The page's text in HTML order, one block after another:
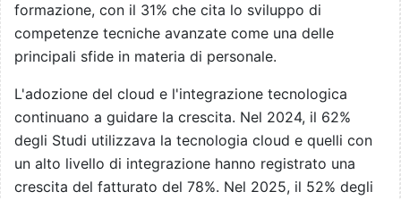
formazione, con il 31% che cita lo sviluppo di
competenze tecniche avanzate come una delle
principali sfide in materia di personale.
L'adozione del cloud e l'integrazione tecnologica
continuano a guidare la crescita. Nel 2024, il 62%
degli Studi utilizzava la tecnologia cloud e quelli con
un alto livello di integrazione hanno registrato una
crescita del fatturato del 78%. Nel 2025, il 52% degli